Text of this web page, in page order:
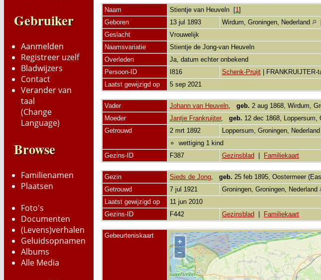
Gebruiker
Aanmelden
Registreer uzelf
Bladwijzers
Contact
Verander van
taal
(Change
Language)
Browse
Familienamen
Plaatsen
Foto's
Documenten
(Levens)verhalen
Geluidsopnamen
Albums
Alle Media
Naam Stientje van Heuveln [1]
Geboren
13 jul 1893 Wirdum, Groningen, Nederland
Geslacht
Vrouwelijk
Naamsvariatie
Stientje de Jong-van Heuveln
Overleden
Ja, datum echter onbekend
Persoon-ID
I816 Schenk-Pruijt | FRANKRUIJTER-
Laatst gewijzigd op
5 sep 2021
Vader Johann van Heuveln geb. 2 aug 1868, Wirdum,
Moeder
Jantje Frankruijter, geb. 12 dec 1868, Loppersum,
Getrouwd
2 mrt 1892 Loppersum, Groningen, Nederland
wettiging 1 kind
Gezins-ID
F387 Gezinsblad | Familiekaart
Gezin Sieds de Jong geb. 25 feb 1895, Oostermeer
Getrouwd
7 jul 1921 Groningen, Groningen, Nederland
Laatst gewijzigd op
11 jun 2010
Gezins-ID
F442 Gezinsblad | Familiekaart
Gebeurteniskaart
+
−